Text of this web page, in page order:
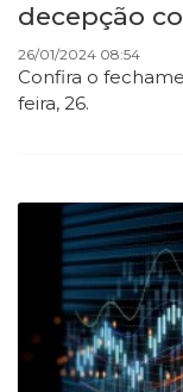
decepção
26/01/2024 08:54
Confira o
feira, 26.